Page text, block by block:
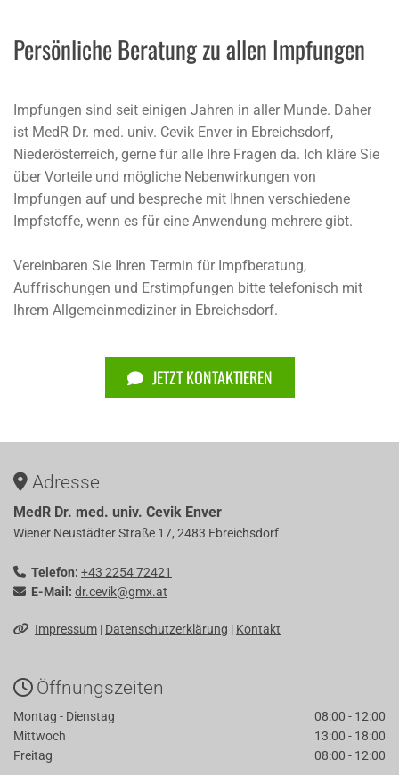
Persönliche Beratung zu allen Impfungen
Impfungen sind seit einigen Jahren in aller Munde. Daher
ist MedR Dr. med. univ. Cevik Enver in Ebreichsdorf,
Niederösterreich, gerne für alle Ihre Fragen da. Ich kläre Sie
über Vorteile und mögliche Nebenwirkungen von
Impfungen auf und bespreche mit Ihnen verschiedene
Impfstoffe, wenn es für eine Anwendung mehrere gibt.
Vereinbaren Sie Ihren Termin für Impfberatung,
Auffrischungen und Erstimpfungen bitte telefonisch mit
Ihrem Allgemeinmediziner in Ebreichsdorf.
JETZT KONTAKTIEREN
 Adresse
MedR Dr. med. univ. Cevik Enver
Wiener Neustädter Straße 17, 2483 Ebreichsdorf
 Telefon: +43 2254 72421
 E-Mail: dr.cevik@gmx.at
 Impressum | Datenschutzerklärung | Kontakt
Öffnungszeiten
Montag - Dienstag
08:00 - 12:00
Mittwoch
13:00 - 18:00
Freitag
08:00 - 12:00